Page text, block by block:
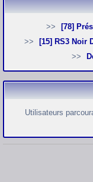
[78]
[15] RS3
Utilisateurs